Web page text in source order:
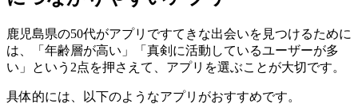
鹿児島県の50代がアプリですてきな出会いを見つけるために
は、「年齢層が高い」「真剣に活動しているユーザーが多
い」という2点を押さえて、アプリを選ぶことが大切です。
具体的には、以下のようなアプリがおすすめです。